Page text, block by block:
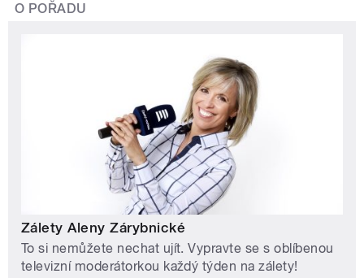
O POŘADU
Zálety Aleny Zárybnické
To si nemůžete nechat ujít. Vypravte se s oblíbenou
televizní moderátorkou každý týden na zálety!